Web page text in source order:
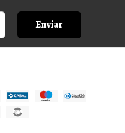
Enviar